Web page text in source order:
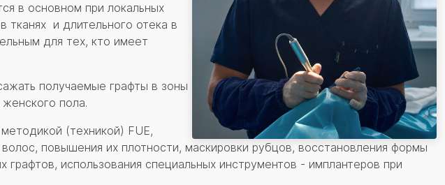
в основном при локальных
тканях и длительного отека в
для тех, кто имеет
получаемые графты в зоны
пола.
(техникой) FUE,
повышения их плотности, маскировки рубцов, восстановления формы
использования специальных инструментов - имплантеров при